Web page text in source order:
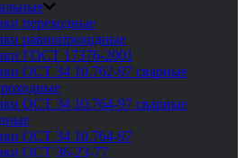
переходные
равнопроходные
ГОСТ 17376-2001
ОСТ 34 10.762-97 сварные
ОСТ 34 10.764-97 сварные
ОСТ 34 10.764-97
ОСТ 36-23-77